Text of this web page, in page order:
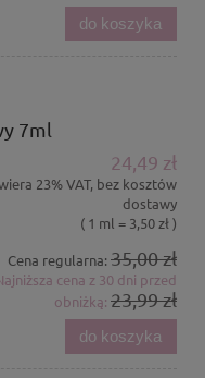
do koszyka
7ml
24,49 zł
23% VAT, bez kosztów
dostawy
( 1 ml = 3,50 zł )
Cena regularna: 35,00 zł
cena z 30 dni przed
obniżką: 23,99 zł
do koszyka